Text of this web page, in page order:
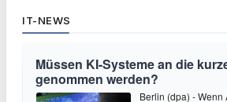
IT-NEWS
Müssen KI-Systeme an die
genommen werden?
Berlin (dpa) - Wenn